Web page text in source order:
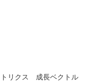
リクス 成長ベクトル